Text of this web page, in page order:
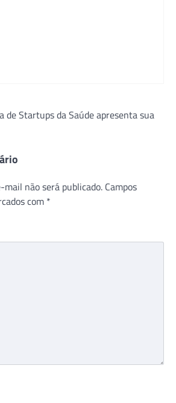
de Startups da Saúde apresenta sua
mail não será publicado. Campos
com *